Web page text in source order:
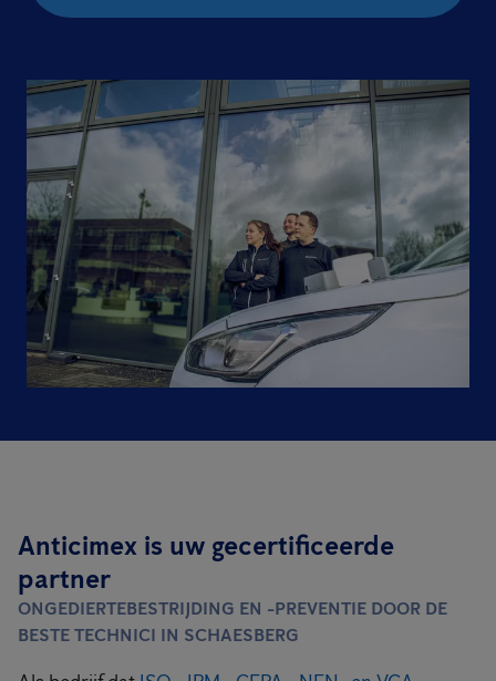
Anticimex is uw gecertificeerde
partner
ONGEDIERTEBESTRIJDING EN -PREVENTIE DOOR DE
BESTE TECHNICI IN SCHAESBERG